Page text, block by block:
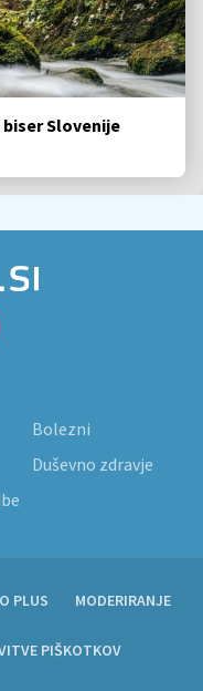
Slovenije
Bolezni
Duševno zdravje
PLUS MODERIRANJE
PIŠKOTKOV